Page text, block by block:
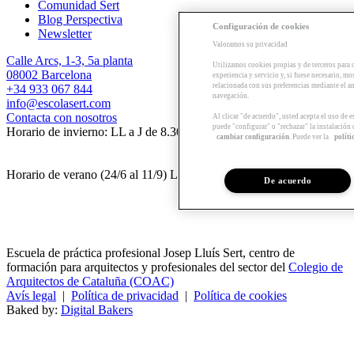
Comunidad Sert
Blog Perspectiva
Newsletter
Calle Arcs, 1-3, 5a planta
08002 Barcelona
+34 933 067 844
info@escolasert.com
Contacta con nosotros
Horario de invierno: LL a J de 8.30 a 16.30 h / V de 8.30 a 14 h.
Horario de verano (24/6 al 11/9) LL a V de 8.30 a 14 h.
Escuela de práctica profesional Josep Lluís Sert, centro de
formación para arquitectos y profesionales del sector del Colegio de
Arquitectos de Cataluña (COAC)
Avís legal | Política de privacidad | Política de cookies
Baked by: Digital Bakers
Configuración de cookies
Valoramos su privacidad
Utilizamos cookies propias y de terceros para
experiencia y servicio y, si fuese necesario,
relacionada con sus preferencias mediante el
navegación.
Al clicar "de acuerdo", usted acepta el uso de
puede "configurar" o "rechazar" la instalación
cambiar configuración. Puede ver la
De acuerdo